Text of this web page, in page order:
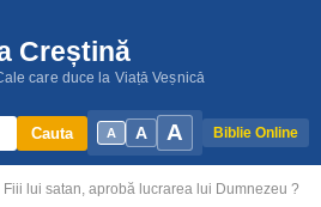
Creștină
care duce la Viață Veșnică
A A A Biblie Online
Cauta
Fiii lui satan, aprobă lucrarea lui Dumnezeu ?